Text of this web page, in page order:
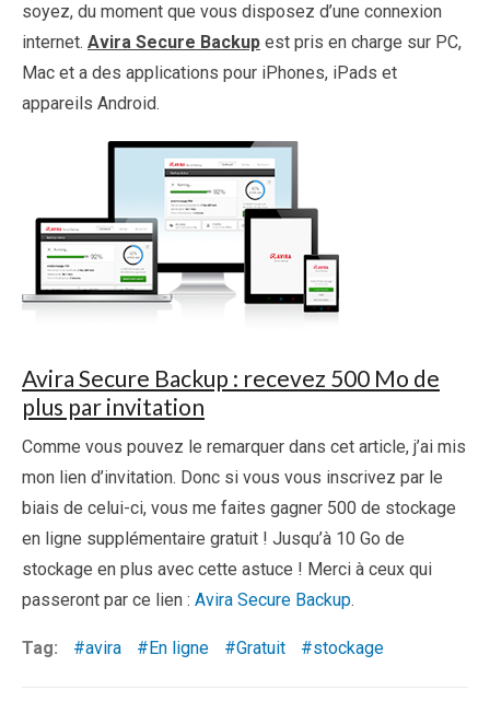
soyez, du moment que vous disposez d’une connexion
internet. Avira Secure Backup est pris en charge sur PC,
Mac et a des applications pour iPhones, iPads et
appareils Android.
Avira Secure Backup : recevez 500 Mo de
plus par invitation
Comme vous pouvez le remarquer dans cet article, j’ai mis
mon lien d’invitation. Donc si vous vous inscrivez par le
biais de celui-ci, vous me faites gagner 500 de stockage
en ligne supplémentaire gratuit ! Jusqu’à 10 Go de
stockage en plus avec cette astuce ! Merci à ceux qui
passeront par ce lien : Avira Secure Backup.
Tag: avira En ligne Gratuit stockage